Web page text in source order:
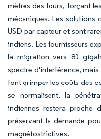
mètres des fours, forçant
mécaniques. Les solutions
USD par capteur et sont
indiens. Les fournisseurs
la migration vers 80
spectre d'interférence, mais
font grimper les coûts des
se normalisent, la
indiennes restera proche
préservant la demande
magnétostrictives.